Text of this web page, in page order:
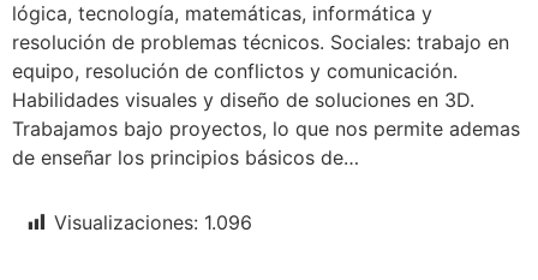
lógica, tecnología, matemáticas, informática y
resolución de problemas técnicos. Sociales: trabajo en
equipo, resolución de conflictos y comunicación.
Habilidades visuales y diseño de soluciones en 3D.
Trabajamos bajo proyectos, lo que nos permite ademas
de enseñar los principios básicos de…
Visualizaciones: 1.096